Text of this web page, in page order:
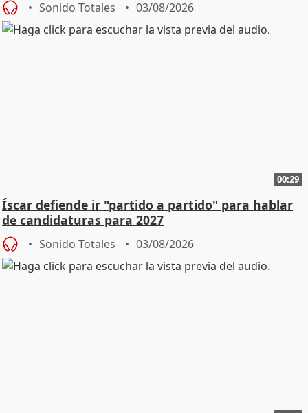
Sonido Totales 03/08/2026
00:29
Íscar defiende ir "partido a partido" para hablar
de candidaturas para 2027
Sonido Totales 03/08/2026